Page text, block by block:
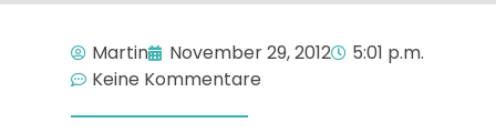
Martin November 29, 2012
5:01 p.m.
Keine Kommentare